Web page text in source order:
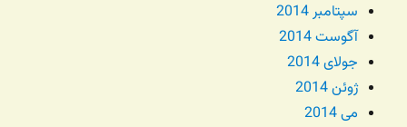
سپتامبر 2014
آگوست 2014
جولای 2014
ژوئن 2014
می 2014